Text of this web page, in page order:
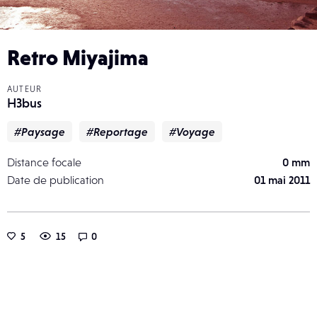
Retro Miyajima
AUTEUR
H3bus
#Paysage #Reportage #Voyage
Distance focale
0 mm
Date de publication
01 mai 2011
5 15 0